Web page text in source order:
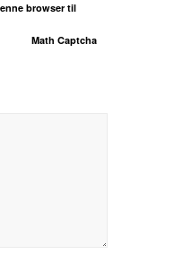
browser til
Math Captcha